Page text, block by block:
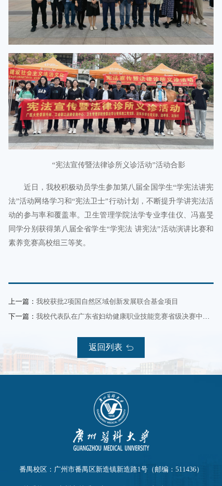
“宪法宣传暨法律诊所义诊活动”活动合影
近日，我校积极动员学生参加第八届全国学生“学宪法讲宪
法”活动网络学习和“宪法卫士”行动计划，不断提升学讲宪法活
动的参与率和覆盖率。卫生管理学院法学专业李佳仪、冯嘉旻
同学分别获得第八届全省学生“学宪法 讲宪法”活动演讲比赛和
素养竞赛高校组三等奖。
上一篇： 我校获批2项国自然区域创新发展联合基金项目
下一篇： 我校代表队在广东省妇幼健康职业技能竞赛省级决赛中取得优异成绩
返回列表
番禺校区：广州市番禺区新造镇新造路1号（邮编：511436）